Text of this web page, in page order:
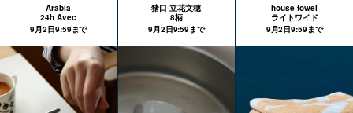
Arabia
24h Avec
9月2日9:59まで
猪口 立花文穂
8柄
9月2日9:59まで
house towel
ライトワイド
9月2日9:59まで